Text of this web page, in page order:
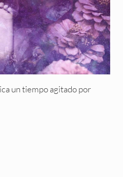
un tiempo agitado por